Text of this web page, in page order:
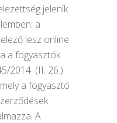
jelenik
a
lesz online
a fogyasztók
2014. (II. 26.)
a fogyasztó
A